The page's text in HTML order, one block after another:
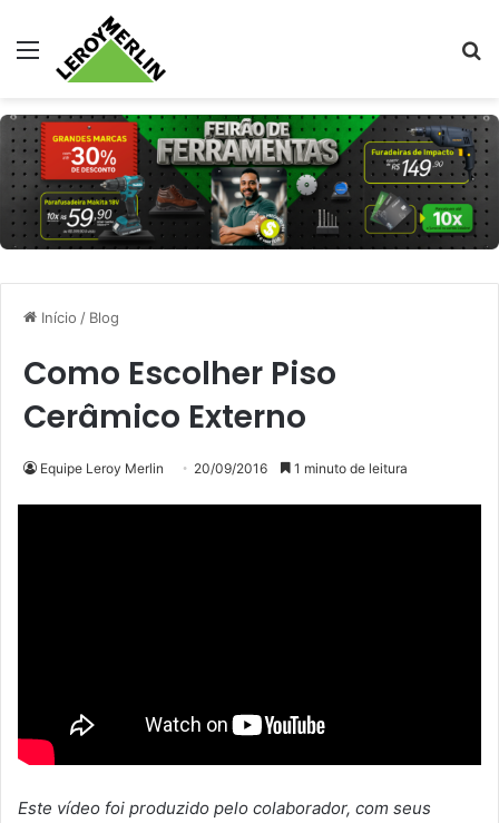
Menu
Início / Blog
Como Escolher Piso
Cerâmico Externo
Equipe Leroy Merlin 20/09/2016 1 minuto de leitura
Este vídeo foi produzido pelo colaborador, com seus